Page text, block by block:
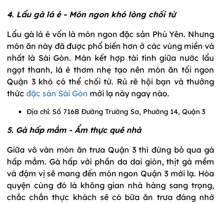
4. Lẩu gà lá é - Món ngon khó lòng chối từ
Lẩu gà lá é vốn là món ngon đặc sản Phú Yên. Nhưng
món ăn này đã được phổ biến hơn ở các vùng miền và
nhất là Sài Gòn. Màn kết hợp tài tình giữa nước lẩu
ngọt thanh, lá é thơm nhẹ tạo nên món ăn tối ngon
Quận 3 khó có thể chối từ. Rủ rê hội bạn và thưởng
thức đặc sản Sài Gòn mới lạ này ngay nào.
Địa chỉ: Số 716B Đường Trường Sa, Phường 14, Quận 3
5. Gà hấp mắm - Ẩm thực quê nhà
Giữa vô vàn món ăn trưa Quận 3 thì đừng bỏ qua gà
hấp mắm. Gà hấp với phần da dai giòn, thịt gà mềm
và đậm vị sẽ mang đến món ngon Quận 3 mới lạ. Hòa
quyện cùng đó là không gian nhà hàng sang trọng,
chắc chắn thực khách sẽ có bữa ăn trưa đáng nhớ